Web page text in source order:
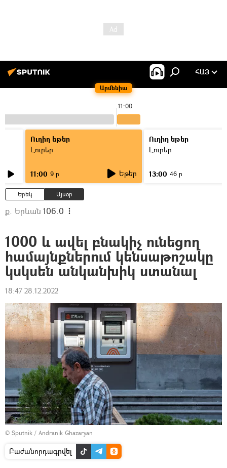
Արմենիա
ՀԱՅ
11:00
Ուղիղ եթեր
Լուրեր
11:00 9 ր Եթեր
Ուղիղ եթեր
Լուրեր
13:00 46 ր
Երեկ Այսօր
ք. Երևան 106.0
1000 և ավել բնակիչ ունեցող
համայնքներում կենսաթոշակը
կսկսեն անկանխիկ ստանալ
18:47 28.12.2022
© Sputnik / Andranik Ghazaryan
Բաժանորդագրվել